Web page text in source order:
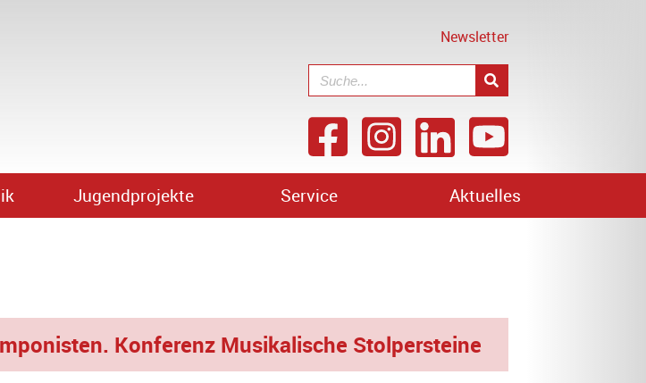
Newsletter
Jugendprojekte Service Aktuelles
Konferenz Musikalische Stolpersteine